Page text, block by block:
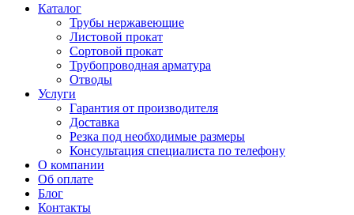
Каталог
Трубы нержавеющие
Листовой прокат
Сортовой прокат
Трубопроводная арматура
Отводы
Услуги
Гарантия от производителя
Доставка
Резка под необходимые размеры
Консультация специалиста по телефону
О компании
Об оплате
Блог
Контакты